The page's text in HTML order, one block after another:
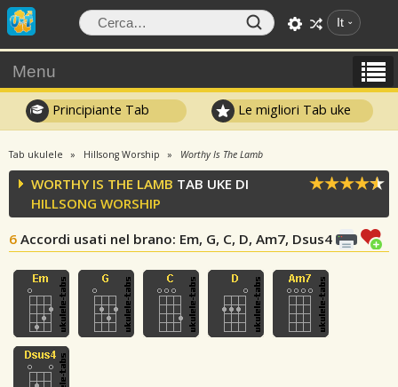
It
Menu
Principiante Tab Le migliori Tab uke
Tab ukulele Hillsong Worship Worthy Is The Lamb
WORTHY IS THE LAMB TAB UKE DI
HILLSONG WORSHIP
6 Accordi usati nel brano: Em, G, C, D, Am7, Dsus4